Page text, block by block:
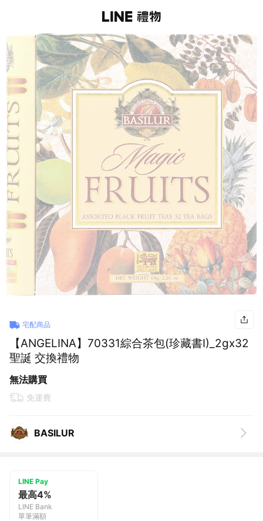
宅配商品
【ANGELINA】70331綜合茶包(珍藏書I)_2gx32
聖誕 交換禮物
無法購買
免運費
BASILUR
LINE Pay
最高4%
LINE Bank
單筆滿額